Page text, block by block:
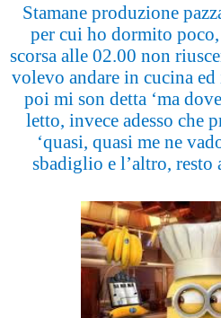
Stamane produzione
per cui ho dormito poco,
scorsa alle 02.00 non
volevo andare in cucina
poi mi son detta ‘ma
letto, invece adesso che
‘quasi, quasi me ne
sbadiglio e l’altro, resto